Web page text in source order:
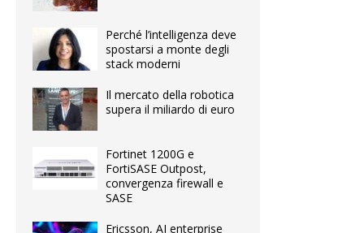
Perché l’intelligenza deve
spostarsi a monte degli
stack moderni
Il mercato della robotica
supera il miliardo di euro
Fortinet 1200G e
FortiSASE Outpost,
convergenza firewall e
SASE
Ericsson, AI enterprise